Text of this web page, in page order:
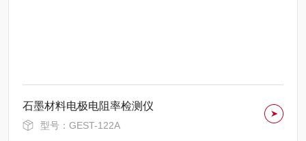
石墨材料电极电阻率检测仪
型号：GEST-122A